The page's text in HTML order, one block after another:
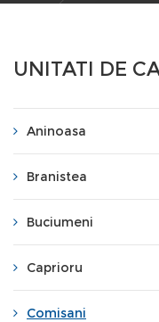
UNITATI DE
Aninoasa
Branistea
Buciumeni
Caprioru
Comisani